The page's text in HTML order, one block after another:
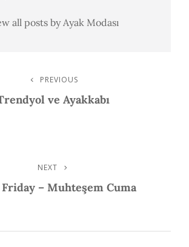
all posts by Ayak Modası
PREVIOUS
ve Ayakkabı
NEXT
– Muhteşem Cuma